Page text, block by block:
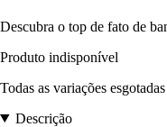
Descubra o top de fato de
Produto indisponível
Todas as variações esgotadas
Descrição